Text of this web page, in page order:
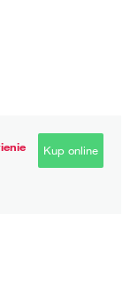
Kup online